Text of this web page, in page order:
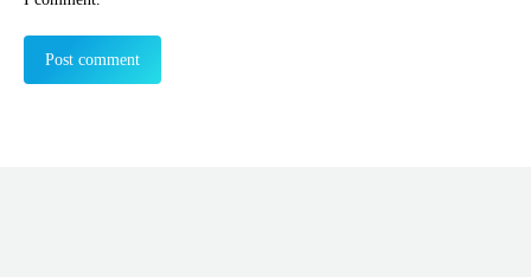
Post comment